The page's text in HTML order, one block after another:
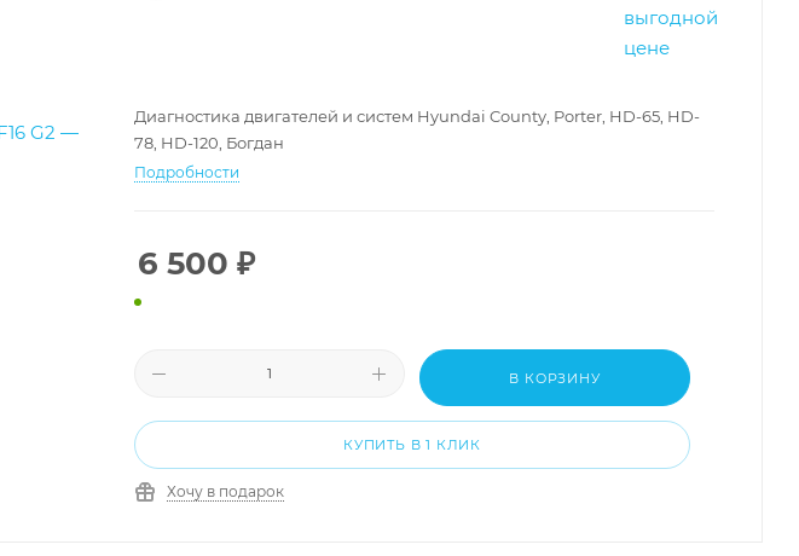
Диагностика двигателей и систем Hyundai County, Porter, HD-65, HD-
78, HD-120, Богдан
Подробности
6 500 ₽
В КОРЗИНУ
КУПИТЬ В 1 КЛИК
Хочу в подарок